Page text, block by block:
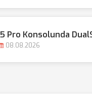
Pro Konsolunda
08.08.2026